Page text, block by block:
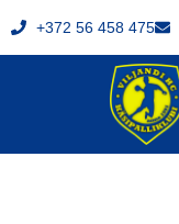
+372 56 458 475